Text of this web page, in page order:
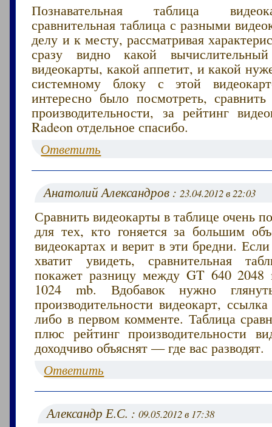
Познавательная таблица
сравнительная таблица с разными
делу и к месту, рассматривая
сразу видно какой
видеокарты, какой аппетит, и какой
системному блоку с этой
интересно было посмотреть,
производительности, за рейтинг
Radeon отдельное спасибо.
Ответить
Анатолий Александров :23.04.2012 в 22:03
Сравнить видеокарты в таблице очень
для тех, кто гоняется за большим
видеокартах и верит в эти бредни.
хватит увидеть, сравнительная
покажет разницу между GT 640
1024 mb. Вдобавок нужно
производительности видеокарт,
либо в первом комменте. Таблица
плюс рейтинг производительности
доходчиво объяснят — где вас разводят.
Ответить
Александр Е.С. :09.05.2012 в 17:38